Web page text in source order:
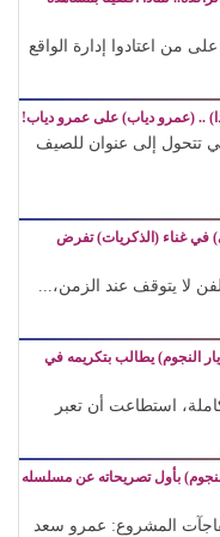
من اعتادوا إدارة الواقع
.. (عمرو دياب) على عمرو دياب!
تتحول إلى عنوان للصيف
في غناء (الذكريات) تفرض
لا يتوقف عند الزمن،...
النجوم) يطالب بتكريمه في
استطاعت أن تعبر
بأول تصريحاته عن مسلسله
المشروع: عمرو سعد